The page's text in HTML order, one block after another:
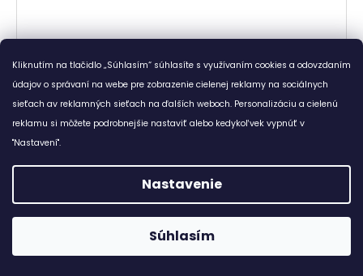
Kliknutím na tlačidlo „Súhlasím“ súhlasíte s využívaním cookies a odovzdaním
údajov o správaní na webe pre zobrazenie cielenej reklamy na sociálnych
sieťach av reklamných sieťach na ďalších weboch. Personalizáciu a cielenú
reklamu si môžete podrobnejšie nastaviť alebo kedykoľvek vypnúť v
"Nastavení".
Nastavenie
Súhlasím